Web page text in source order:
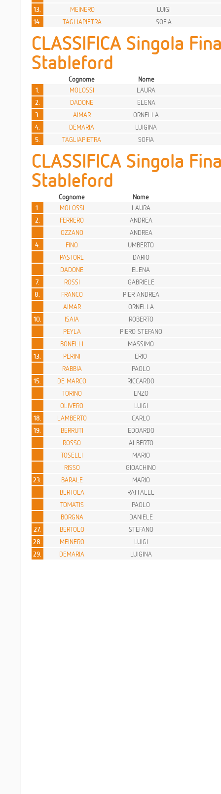
13.
MEINERO
LUIGI
14.
TAGLIAPIETRA SOFIA
CLASSIFICA Singola
Stableford
Cognome
Nome
1.
MOLOSSI
LAURA
2.
DADONE
ELENA
3.
AIMAR
ORNELLA
4.
DEMARIA
LUIGINA
5.
TAGLIAPIETRA SOFIA
CLASSIFICA Singola
Stableford
Cognome
Nome
1.
MOLOSSI
LAURA
2.
FERRERO
ANDREA
OZZANO
ANDREA
4.
FINO
UMBERTO
PASTORE
DARIO
DADONE
ELENA
7.
ROSSI
GABRIELE
8.
FRANCO
PIER ANDREA
AIMAR
ORNELLA
10.
ISAIA
ROBERTO
PEYLA
PIERO STEFANO
BONELLI
MASSIMO
13.
PERINI
ERIO
RABBIA
PAOLO
15.
DE MARCO
RICCARDO
TORINO
ENZO
OLIVERO
LUIGI
18.
LAMBERTO
CARLO
19.
BERRUTI
EDOARDO
ROSSO
ALBERTO
TOSELLI
MARIO
RISSO
GIOACHINO
23.
BARALE
MARIO
BERTOLA
RAFFAELE
TOMATIS
PAOLO
BORGNA
DANIELE
27.
BERTOLO
STEFANO
28.
MEINERO
LUIGI
29.
DEMARIA LUIGINA